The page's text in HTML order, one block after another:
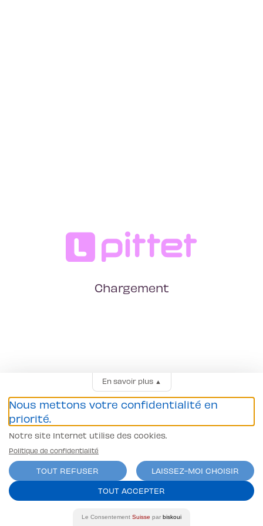
Chargement
En savoir plus▲
Nous mettons votre confidentialité en
priorité.
Notre site Internet utilise des cookies.
Politique de confidentialité
TOUT REFUSER
LAISSEZ-MOI CHOISIR
TOUT ACCEPTER
Le Consentement Suisse par biskoui